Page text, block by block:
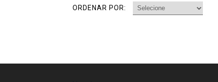
ORDENAR POR: